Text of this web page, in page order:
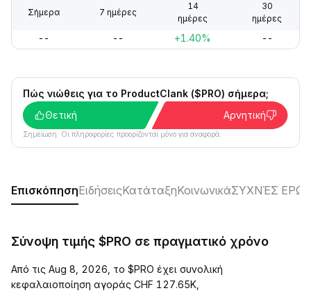
Σήμερα 7 ημέρες
14
ημέρες
30
ημέρες
-- -- +1.40% --
Πώς νιώθεις για το ProductClank ($PRO) σήμερα;
Θετική
Αρνητική
Σημείωση: Οι πληροφορίες προορίζονται μόνο για αναφορά.
ΕπισκόπησηΕιδήσειςΚατάταξηΚοινωνικάΣΥΧΝΈΣ
Σύνοψη τιμής $PRO σε πραγματικό χρόνο
Από τις Aug 8, 2026, το $PRO έχει συνολική
κεφαλαιοποίηση αγοράς CHF 127.65K,